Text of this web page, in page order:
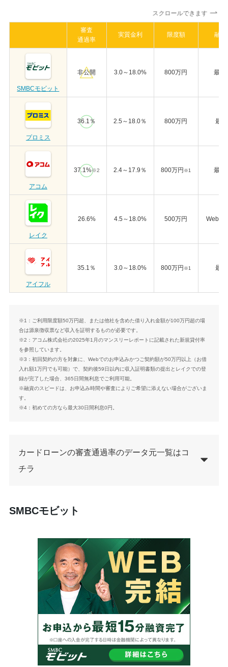
スクロールできます
審査
通過率
実質金利 限度額 融資
SMBCモビット
非公開 3.0～18.0% 800万円 最短
プロミス
36.1％ 2.5～18.0％ 800万円 最
アコム
37.1%※2 2.4～17.9％ 800万円 ※1 最短
レイク
26.6% 4.5～18.0% 500万円 Webで
アイフル
35.1％ 3.0～18.0% 800万円 ※1 最
※1：ご利用限度額50万円超、または他社を含めた借り入れ金額が100万円超の場
合は源泉徴収票など収入を証明するものが必要です。
※2：アコム株式会社の2025年1月のマンスリーレポートに記載された新規貸付率
を参照しています。
※3：初回契約の方を対象に、Webでのお申込みかつご契約額が50万円以上（お借
入れ額1万円でも可能）で、契約後59日以内に収入証明書類の提出とレイクでの登
録が完了した場合、365日間無利息でご利用可能。
※融資のスピードは、お申込み時間や審査によりご希望に添えない場合がございま
す。
※4：初めての方なら最大30日間利息0円。
カードローンの審査通過率のデータ元一覧はコ
チラ
SMBCモビット